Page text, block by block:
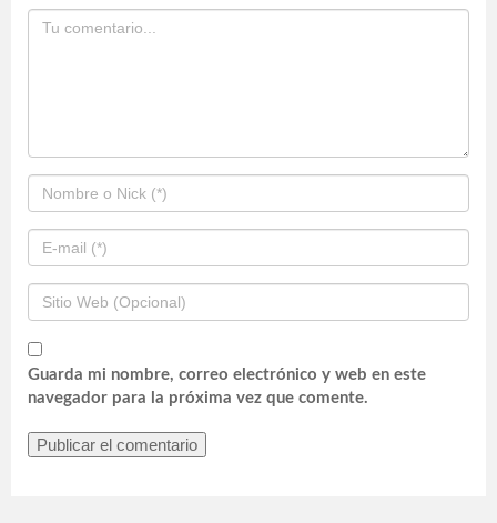
Guarda mi nombre, correo electrónico y web en este
navegador para la próxima vez que comente.